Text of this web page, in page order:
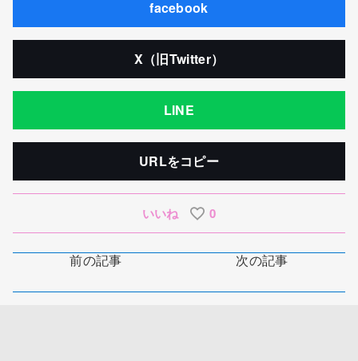
facebook
X（旧Twitter）
LINE
URLをコピー
いいね 0
前の記事 次の記事